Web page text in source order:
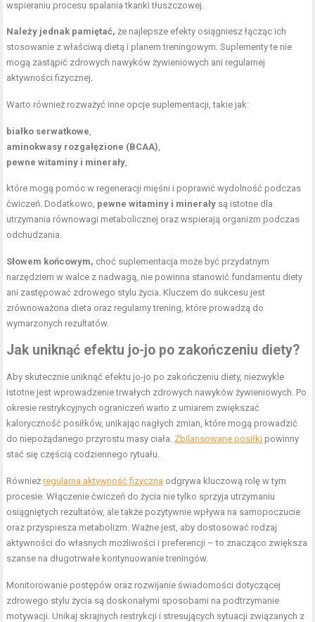
wspieraniu procesu spalania tkanki tłuszczowej.
Należy jednak pamiętać, że najlepsze efekty osiągniesz łącząc ich
stosowanie z właściwą dietą i planem treningowym. Suplementy te nie
mogą zastąpić zdrowych nawyków żywieniowych ani regularnej
aktywności fizycznej.
Warto również rozważyć inne opcje suplementacji, takie jak:
białko serwatkowe
aminokwasy rozgałęzione (BCAA)
pewne witaminy i minerały
które mogą pomóc w regeneracji mięśni i poprawić wydolność podczas
ćwiczeń. Dodatkowo, pewne witaminy i minerały są istotne dla
utrzymania równowagi metabolicznej oraz wspierają organizm podczas
odchudzania.
Słowem końcowym, choć suplementacja może być przydatnym
narzędziem w walce z nadwagą, nie powinna stanowić fundamentu diety
ani zastępować zdrowego stylu życia. Kluczem do sukcesu jest
zrównoważona dieta oraz regularny trening, które prowadzą do
wymarzonych rezultatów.
Jak uniknąć efektu jo-jo po zakończeniu diety?
Aby skutecznie uniknąć efektu jo-jo po zakończeniu diety, niezwykle
istotne jest wprowadzenie trwałych zdrowych nawyków żywieniowych. Po
okresie restrykcyjnych ograniczeń warto z umiarem zwiększać
kaloryczność posiłków, unikając nagłych zmian, które mogą prowadzić
do niepożądanego przyrostu masy ciała. Zbilansowane posiłki powinny
stać się częścią codziennego rytuału.
Równieżregularna aktywność fizyczna odgrywa kluczową rolę w tym
procesie. Włączenie ćwiczeń do życia nie tylko sprzyja utrzymaniu
osiągniętych rezultatów, ale także pozytywnie wpływa na samopoczucie
oraz przyspiesza metabolizm. Ważne jest, aby dostosować rodzaj
aktywności do własnych możliwości i preferencji – to znacząco zwiększa
szanse na długotrwałe kontynuowanie treningów.
Monitorowanie postępów oraz rozwijanie świadomości dotyczącej
zdrowego stylu życia są doskonałymi sposobami na podtrzymanie
motywacji. Unikaj skrajnych restrykcji i stresujących sytuacji związanych z